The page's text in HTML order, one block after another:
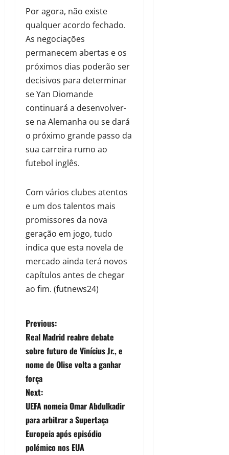
Por agora, não existe
qualquer acordo fechado.
As negociações
permanecem abertas e os
próximos dias poderão ser
decisivos para determinar
se Yan Diomande
continuará a desenvolver-
se na Alemanha ou se dará
o próximo grande passo da
sua carreira rumo ao
futebol inglês.
Com vários clubes atentos
e um dos talentos mais
promissores da nova
geração em jogo, tudo
indica que esta novela de
mercado ainda terá novos
capítulos antes de chegar
ao fim. (futnews24)
Previous:
Real Madrid reabre debate
sobre futuro de Vinícius Jr., e
nome de Olise volta a ganhar
força
Next:
UEFA nomeia Omar Abdulkadir
para arbitrar a Supertaça
Europeia após episódio
polémico nos EUA